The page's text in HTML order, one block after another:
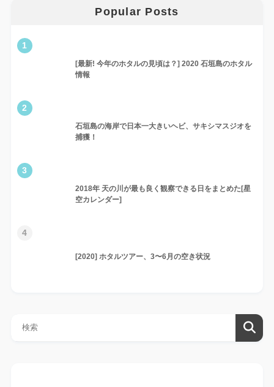
Popular Posts
1
[最新! 今年のホタルの見頃は？] 2020 石垣島のホタル
情報
2
石垣島の海岸で日本一大きいヘビ、サキシマスジオを
捕獲！
3
2018年 天の川が最も良く観察できる日をまとめた[星
空カレンダー]
4
[2020] ホタルツアー、3〜6月の空き状況